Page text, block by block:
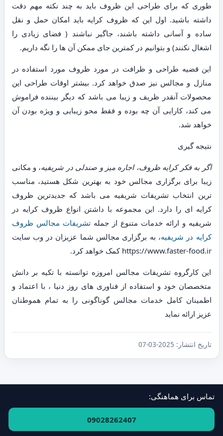
طوری که برای طراحی این ظروف باید به چند نکته مهم دقت
داشته باشید. اول این که ظروف کرایه باید امکان حمل و نقل
ساده و آسانی داشته باشند، جاگیر نباشند ( فضای زیادی را
اشغال نکنند) و بتوانیم در کمترین جای ممکن آن ها را نگه داریم.
این قضیه طراحی و ظرافت در مورد ظروف مورد استفاده در
منازل و مجالس نیز صدق خواهد کرد. بیشتر اوقات طراحی این
محصولات آنقدر ظریف و زیبا می باشد که دیگر بیننده فراموش
می کند، کارایی آن چه بوده و فقط محو زیبایی و ویژه بودن آن
خواهد شد.
نتیجه گیری
اگر به فکر کرایه ظروف، اجاره میز و صندلی در شریفیه، و مکانی
زیبا برای برگزاری مجالس خود به بهترین شکل هستید، مناسب
ترین انتخاب تشریفات شریفیه می باشد که جدیدترین ظروف
کرایه ای را دارد. این مجموعه با داشتن انواع ظروف کرایه در
شریفیه و ارائه خدمات متنوع از جملهتشریفات مجالس ظروف
کرایه در شریفیه، به برگزاری مجالس شما عزیزان در وب سایت
https://www.faster-food.ir کمک خواهد کرد.
این کارگروه تشریفات مجالس امروزه توانسته با تکیه بر دانش
متخصصان خود و استفاده از فناوری های روز دنیا ، با اعتماد و
اطمینان کامل خدمات مجالس گوناگونی را به تمام هموطنان
عزیز ارائه نماید
تاریخ انتشار: 2025-03-07
تماس برای هماهنگی:
09028262407
·ارتباط با ما